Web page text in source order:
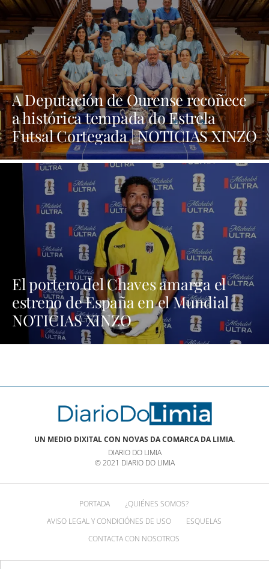
A Deputación de Ourense recoñece
a histórica tempada do Estrela
Futsal Cortegada | NOTICIAS XINZO
El portero del Chaves amarga el
estreno de España en el Mundial |
NOTICIAS XINZO
UN MEDIO DIXITAL CON NOVAS DA COMARCA DA LIMIA.
DIARIO DO LIMIA
© 2021 DIARIO DO LIMIA
PORTADA
¿QUIÉNES SOMOS?
AVISO LEGAL Y CONDICIÓNES DE USO
ESQUELAS
CONTACTA CON NOSOTROS